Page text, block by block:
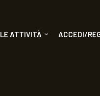
LE ATTIVITÀ ACCEDI/